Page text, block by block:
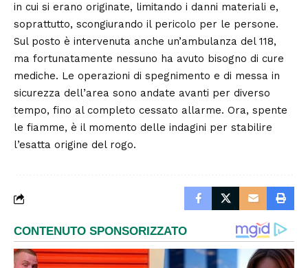
in cui si erano originate, limitando i danni materiali e,
soprattutto, scongiurando il pericolo per le persone.
Sul posto è intervenuta anche un’ambulanza del 118,
ma fortunatamente nessuno ha avuto bisogno di cure
mediche. Le operazioni di spegnimento e di messa in
sicurezza dell’area sono andate avanti per diverso
tempo, fino al completo cessato allarme. Ora, spente
le fiamme, è il momento delle indagini per stabilire
l’esatta origine del rogo.